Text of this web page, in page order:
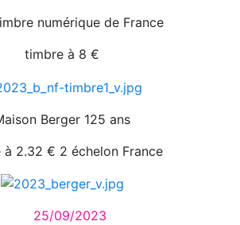
numérique de France
timbre à 8 €
Berger 125 ans
à 2.32 € 2 échelon France
25/09/2023